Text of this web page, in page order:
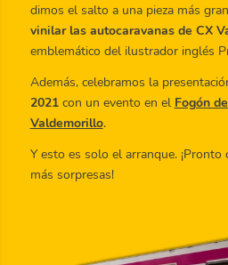
dimos el salto a una pieza más
vinilar las autocaravanas de CX
emblemático del ilustrador inglés
Además, celebramos la
2021con un evento en el Fogón
Valdemorillo.
Y esto es solo el arranque.
más sorpresas!